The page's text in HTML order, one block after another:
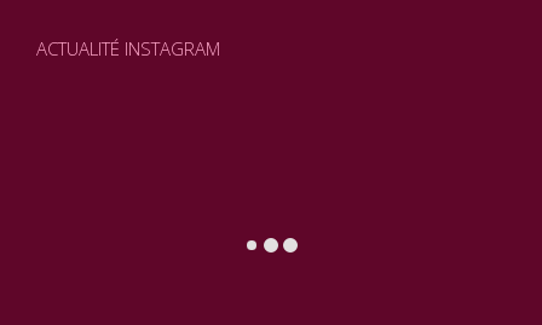
ACTUALITÉ INSTAGRAM